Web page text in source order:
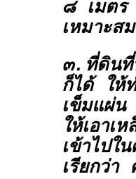
๘ เมตร
เหมาะสม
๓.ที่ดินที่
ก็ได้ ให้
เข็มแผ่น
ให้เอา
เข้าไปใ
เรียกว่า